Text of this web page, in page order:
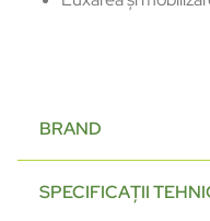
BRAND
SPECIFICAȚII